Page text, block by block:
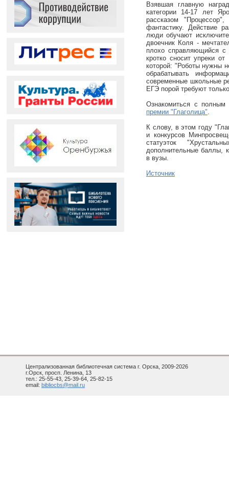
Взявшая главную
категории 14-17 лет
рассказом
фантастику. Действие
люди обучают
двоечник Коля -
плохо справляющийся с
кротко сносит упреки
которой: "Роботы нужны
обрабатывать
современные школьные
ЕГЭ порой требуют
Ознакомиться с
премии "Глаголица".
К слову, в этом году
и конкурсов
статуэток
дополнительные баллы,
в вузы.
Источник
Централизованная библиотечная система г. Орска, 2009-2026
г.Орск, просп. Ленина, 13
тел.: 25-55-43, 25-39-64, 25-82-15
email: bibliocbs@mail.ru